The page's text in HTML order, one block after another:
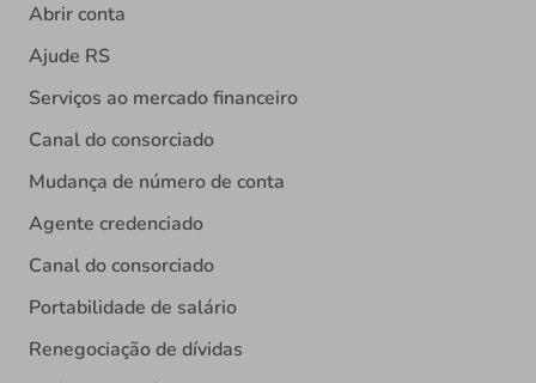
Abrir conta
Ajude RS
Serviços ao mercado financeiro
Canal do consorciado
Mudança de número de conta
Agente credenciado
Canal do consorciado
Portabilidade de salário
Renegociação de dívidas